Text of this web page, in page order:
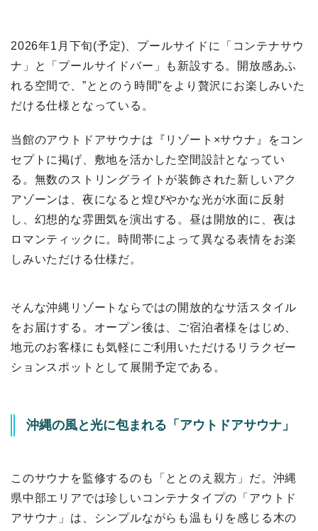
2026年1月下旬(予定)、プールサイドに「コンテナサウ
ナ」と「プールサイドバー」も新設する。開放感あふ
れる空間で、”ととのう時間”をより贅沢にお楽しみいた
だける仕様となっている。
当館のアウトドアサウナは『リゾート×サウナ』をコン
セプトに掲げ、敷地を活かした空間設計となってい
る。無数のストリングライトが装飾された新しいアク
アゾーンは、夜になると煌びやかな光が水面に反射
し、幻想的な雰囲気を演出する。昼は開放的に、夜は
ロマンティックに。時間帯によって異なる表情をお楽
しみいただける仕様だ。
そんな沖縄リゾートならではの開放的なサ活スタイル
をお届けする。オープン後は、ご宿泊者様をはじめ、
地元のお客様にも気軽にご利用いただけるリラクゼー
ションスポットとして展開予定である。
沖縄の風と光に包まれる「アウトドアサウナ」
このサウナを監修するのも「ととのえ親方」だ。沖縄
県中部エリアでは珍しいコンテナタイプの「アウトド
アサウナ」は、シンプルながらも温もりを感じる木の